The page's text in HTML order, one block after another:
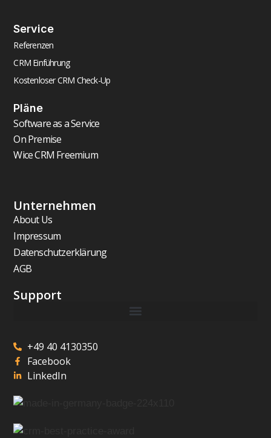
Service
Referenzen
CRM Einführung
Kostenloser CRM Check-Up
Pläne
Software as a Service
On Premise
Wice CRM Freemium
Unternehmen
About Us
Impressum
Datenschutzerklärung
AGB
Support
+49 40 4130350
Facebook
LinkedIn